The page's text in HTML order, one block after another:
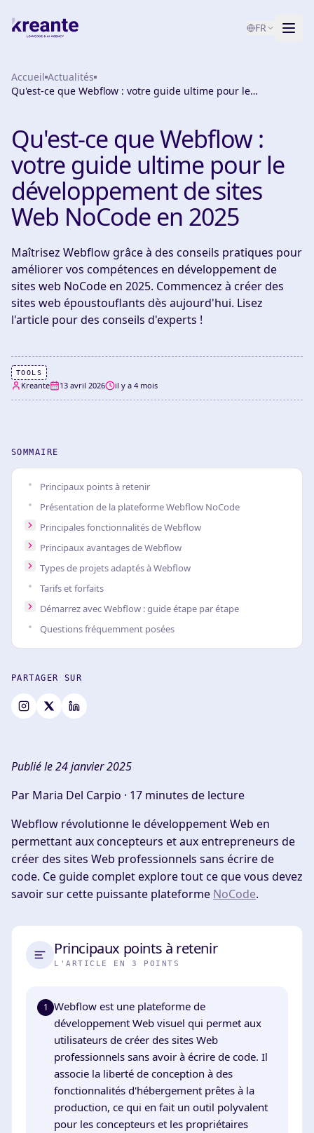
FR
Services
À propos
Test de maturité IA
Accueil Actualités
Qu'est-ce que Webflow : votre guide ultime pour le
Qu'est-ce que Webflow :
votre guide ultime pour le
développement de sites
Web NoCode en 2025
Maîtrisez Webflow grâce à des conseils pratiques pour
améliorer vos compétences en développement de
sites web NoCode en 2025. Commencez à créer des
sites web époustouflants dès aujourd'hui. Lisez
l'article pour des conseils d'experts !
TOOLS
Kreante 13 avril 2026 il y a 4 mois
SOMMAIRE
Principaux points à retenir
Présentation de la plateforme Webflow NoCode
Principales fonctionnalités de Webflow
Principaux avantages de Webflow
Types de projets adaptés à Webflow
Tarifs et forfaits
Démarrez avec Webflow : guide étape par étape
Questions fréquemment posées
PARTAGER SUR
Publié le 24 janvier 2025
Par Maria Del Carpio · 17 minutes de lecture
Webflow révolutionne le développement Web en
permettant aux concepteurs et aux entrepreneurs de
créer des sites Web professionnels sans écrire de
code. Ce guide complet explore tout ce que vous devez
savoir sur cette puissante plateforme NoCode.
Principaux points à retenir
L'ARTICLE EN 3 POINTS
1 Webflow est une plateforme de
développement Web visuel qui permet aux
utilisateurs de créer des sites Web
professionnels sans avoir à écrire de code. Il
associe la liberté de conception à des
fonctionnalités d'hébergement prêtes à la
production, ce qui en fait un outil polyvalent
pour les concepteurs et les propriétaires